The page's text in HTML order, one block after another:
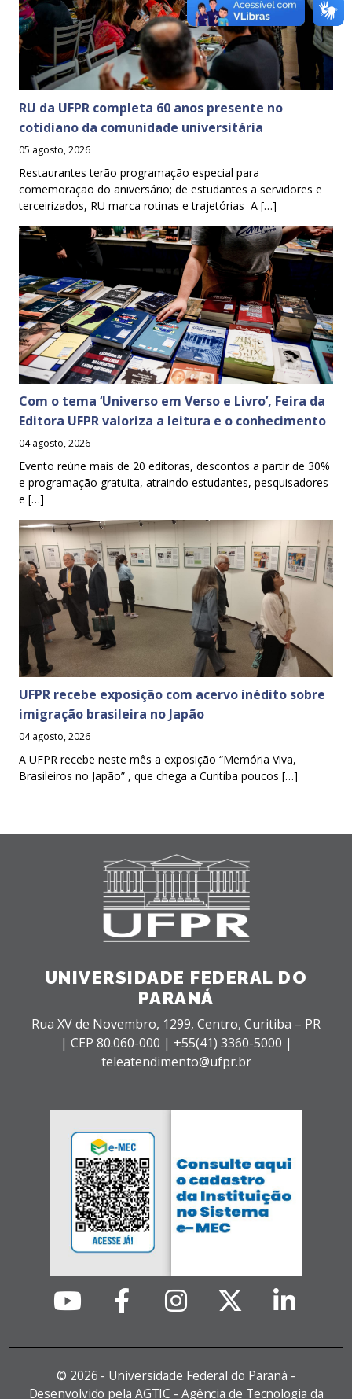
RU da UFPR completa 60 anos presente no
cotidiano da comunidade universitária
05 agosto, 2026
Restaurantes terão programação especial para
comemoração do aniversário; de estudantes a servidores e
terceirizados, RU marca rotinas e trajetórias A […]
Com o tema ‘Universo em Verso e Livro’, Feira da
Editora UFPR valoriza a leitura e o conhecimento
04 agosto, 2026
Evento reúne mais de 20 editoras, descontos a partir de 30%
e programação gratuita, atraindo estudantes, pesquisadores
e […]
UFPR recebe exposição com acervo inédito sobre
imigração brasileira no Japão
04 agosto, 2026
A UFPR recebe neste mês a exposição “Memória Viva,
Brasileiros no Japão” , que chega a Curitiba poucos […]
UNIVERSIDADE FEDERAL DO
PARANÁ
Rua XV de Novembro, 1299, Centro, Curitiba – PR
| CEP 80.060-000 | +55(41) 3360-5000 |
teleatendimento@ufpr.br
© 2026 - Universidade Federal do Paraná -
Desenvolvido pela AGTIC - Agência de Tecnologia da